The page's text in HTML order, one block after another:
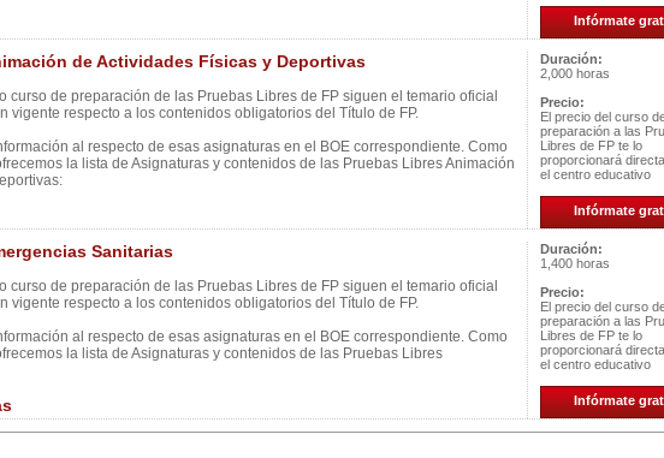
Infórmate
de Actividades Físicas y Deportivas
curso de preparación de las Pruebas Libres de FP siguen el temario oficial
vigente respecto a los contenidos obligatorios del Título de FP.
al respecto de esas asignaturas en el BOE correspondiente. Como
la lista de Asignaturas y contenidos de las Pruebas Libres Animación
Duración:
2,000 horas
Precio:
El precio del curso
preparación a las
Libres de FP te lo
proporcionará
el centro educativo
Infórmate
Sanitarias
curso de preparación de las Pruebas Libres de FP siguen el temario oficial
vigente respecto a los contenidos obligatorios del Título de FP.
al respecto de esas asignaturas en el BOE correspondiente. Como
la lista de Asignaturas y contenidos de las Pruebas Libres
Duración:
1,400 horas
Precio:
El precio del curso
preparación a las
Libres de FP te lo
proporcionará
el centro educativo
Infórmate